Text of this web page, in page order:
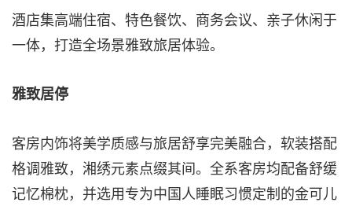
酒店集高端住宿、特色餐饮、商务会议、亲子休闲于
一体，打造全场景雅致旅居体验。
雅致居停
客房内饰将美学质感与旅居舒享完美融合，软装搭配
格调雅致，湘绣元素点缀其间。全系客房均配备舒缓
记忆棉枕，并选用专为中国人睡眠习惯定制的金可儿